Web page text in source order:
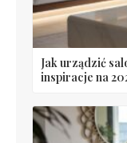
Jak urządzić
inspiracje na